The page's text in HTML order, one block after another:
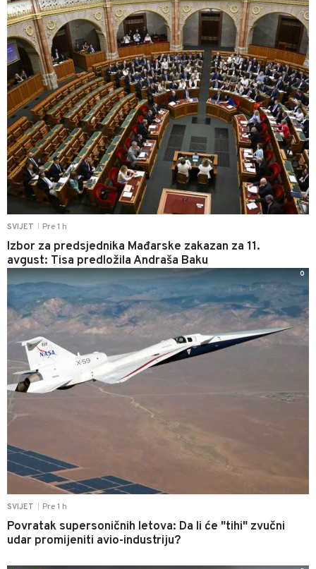
SVIJET Pre 1 h
Izbor za predsjednika Mađarske zakazan za 11.
avgust: Tisa predložila Andraša Baku
SVIJET Pre 1 h
Povratak supersoničnih letova: Da li će "tihi" zvučni
udar promijeniti avio-industriju?
0